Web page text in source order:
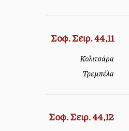
Σοφ. Σειρ. 44,11
Κολιτσάρα
Τρεμπέλα
Σοφ. Σειρ. 44,12